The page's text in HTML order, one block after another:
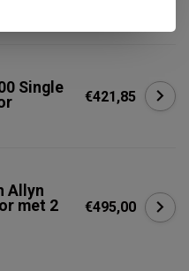
Single
€421,85
Allyn
met 2
€495,00